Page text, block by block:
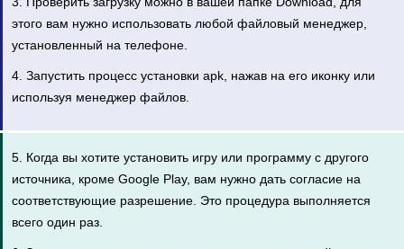
этого вам нужно использовать любой файловый менеджер,
установленный на телефоне.
4. Запустить процесс установки apk, нажав на его иконку или
используя менеджер файлов.
5. Когда вы хотите установить игру или программу с другого
источника, кроме Google Play, вам нужно дать согласие на
соответствующие разрешение. Это процедура выполняется
всего один раз.